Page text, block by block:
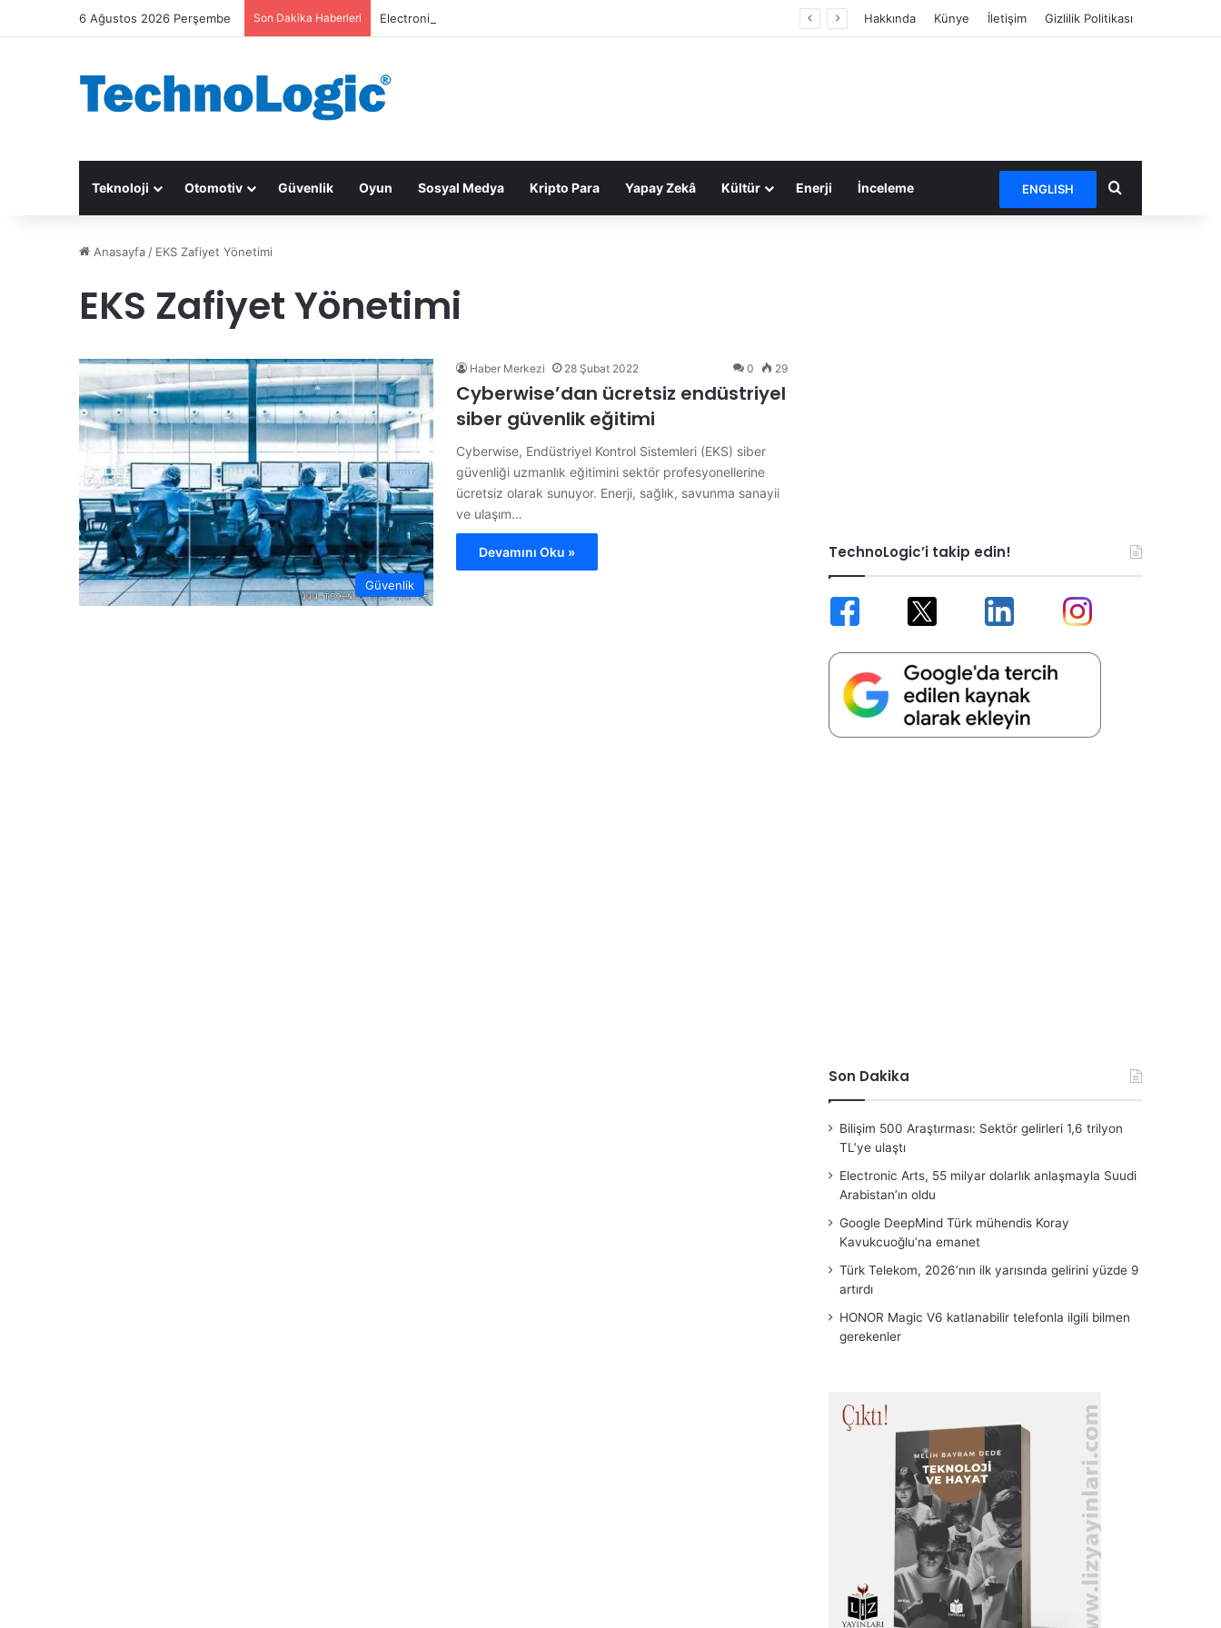
6 Ağustos 2026 Perşembe Son Dakika Haberleri Electronic Arts, 55 milyar dolarlık anlaşmayla Suudi Arabistan’ın oldu Hakkında Künye İletişim Gizlilik Politikası
Teknoloji Otomotiv Güvenlik Oyun Sosyal Medya Kripto Para Yapay Zekâ Kültür Enerji İnceleme ENGLISH Arama yap ...
Anasayfa / EKS Zafiyet Yönetimi
EKS Zafiyet Yönetimi
Güvenlik
Haber Merkezi 28 Şubat 2022 0 29
Cyberwise’dan ücretsiz endüstriyel
siber güvenlik eğitimi
Cyberwise, Endüstriyel Kontrol Sistemleri (EKS) siber
güvenliği uzmanlık eğitimini sektör profesyonellerine
ücretsiz olarak sunuyor. Enerji, sağlık, savunma sanayii
ve ulaşım…
Devamını Oku » TechnoLogic’i takip edin!
Son Dakika
Bilişim 500 Araştırması: Sektör gelirleri 1,6 trilyon
TL’ye ulaştı
Electronic Arts, 55 milyar dolarlık anlaşmayla Suudi
Arabistan’ın oldu
Google DeepMind Türk mühendis Koray
Kavukcuoğlu’na emanet
Türk Telekom, 2026’nın ilk yarısında gelirini yüzde 9
artırdı
HONOR Magic V6 katlanabilir telefonla ilgili bilmen
gerekenler